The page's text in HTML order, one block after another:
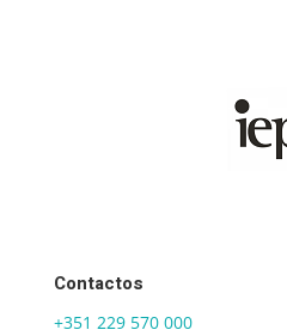
Contactos
+351 229 570 000